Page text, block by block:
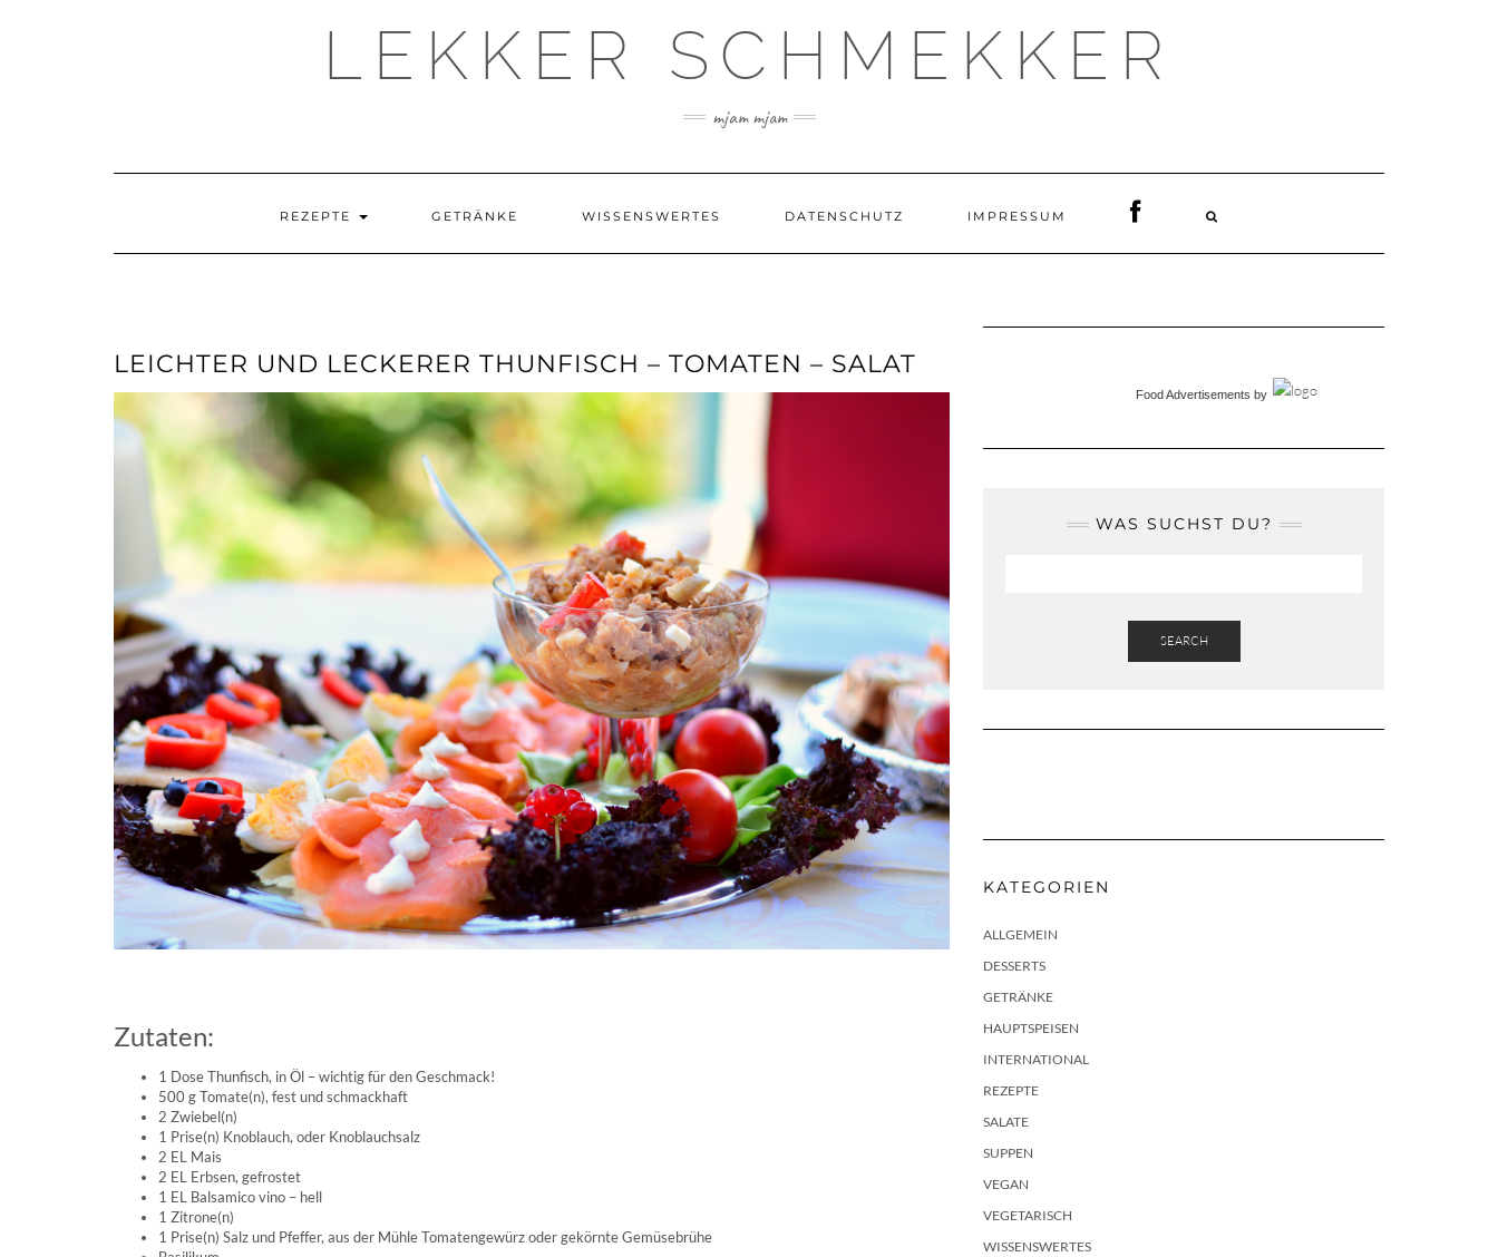
LEKKER SCHMEKKER
mjam mjam
REZEPTE GETRÄNKE WISSENSWERTES DATENSCHUTZ IMPRESSUM
LEICHTER UND LECKERER THUNFISCH – TOMATEN – SALAT
Zutaten:
1 Dose Thunfisch, in Öl – wichtig für den Geschmack!
500 g Tomate(n), fest und schmackhaft
2 Zwiebel(n)
1 Prise(n) Knoblauch, oder Knoblauchsalz
2 EL Mais
2 EL Erbsen, gefrostet
1 EL Balsamico vino – hell
1 Zitrone(n)
1 Prise(n) Salz und Pfeffer, aus der Mühle Tomatengewürz oder gekörnte Gemüsebrühe
Food Advertisements by
WAS SUCHST DU?
SEARCH
KATEGORIEN
ALLGEMEIN
DESSERTS
GETRÄNKE
HAUPTSPEISEN
INTERNATIONAL
REZEPTE
SALATE
SUPPEN
VEGAN
VEGETARISCH
WISSENSWERTES